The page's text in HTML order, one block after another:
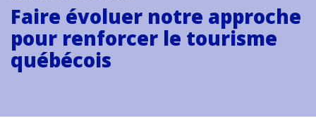
Faire évoluer notre approche
pour renforcer le tourisme
québécois